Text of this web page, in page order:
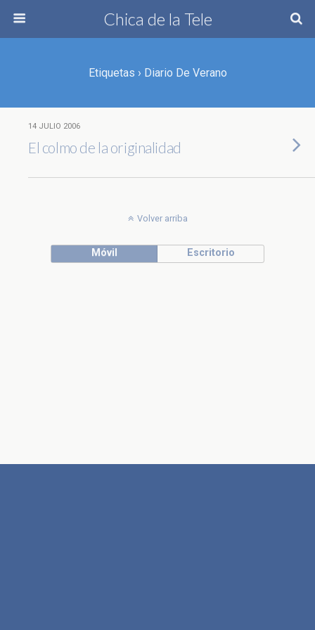
Chica de la Tele
Etiquetas › Diario De Verano
14 JULIO 2006
El colmo de la originalidad
Volver arriba
Móvil Escritorio